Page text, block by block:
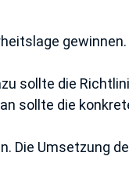
sollte die
sollte die
Die Umsetzung